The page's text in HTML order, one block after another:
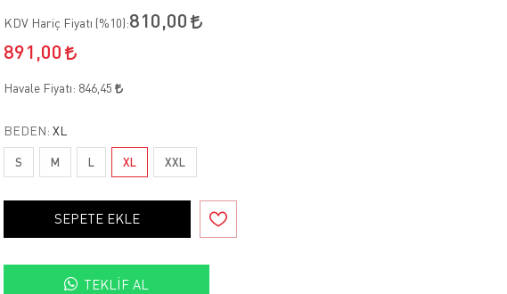
KDV Hariç Fiyatı (%10):810,00
891,00
Havale Fiyatı: 846,45
BEDEN: XL
S M L XL XXL
SEPETE EKLE
TEKLIF AL